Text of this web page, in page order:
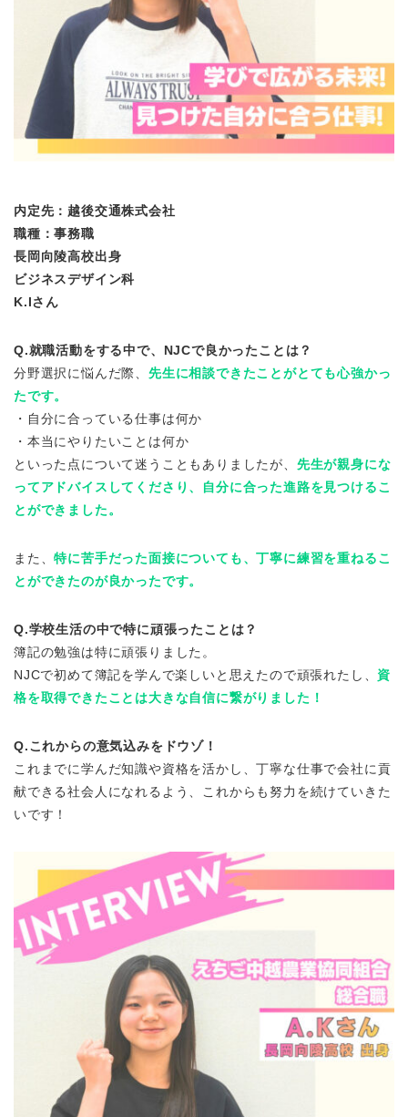
内定先：越後交通株式会社
職種：事務職
長岡向陵高校出身
ビジネスデザイン科
K.Iさん
Q.就職活動をする中で、NJCで良かったことは？
分野選択に悩んだ際、 先生に相談できたことがとても心強かっ
たです。
・自分に合っている仕事は何か
・本当にやりたいことは何か
といった点について迷うこともありましたが、 先生が親身にな
ってアドバイスしてくださり、自分に合った進路を見つけるこ
とができました。
また、特に苦手だった面接についても、丁寧に練習を重ねるこ
とができたのが良かったです。
Q.学校生活の中で特に頑張ったことは？
簿記の勉強は特に頑張りました。
NJCで初めて簿記を学んで楽しいと思えたので頑張れたし、 資
格を取得できたことは大きな自信に繋がりました！
Q.これからの意気込みをドウゾ！
これまでに学んだ知識や資格を活かし、丁寧な仕事で会社に貢
献できる社会人になれるよう、これからも努力を続けていきた
いです！